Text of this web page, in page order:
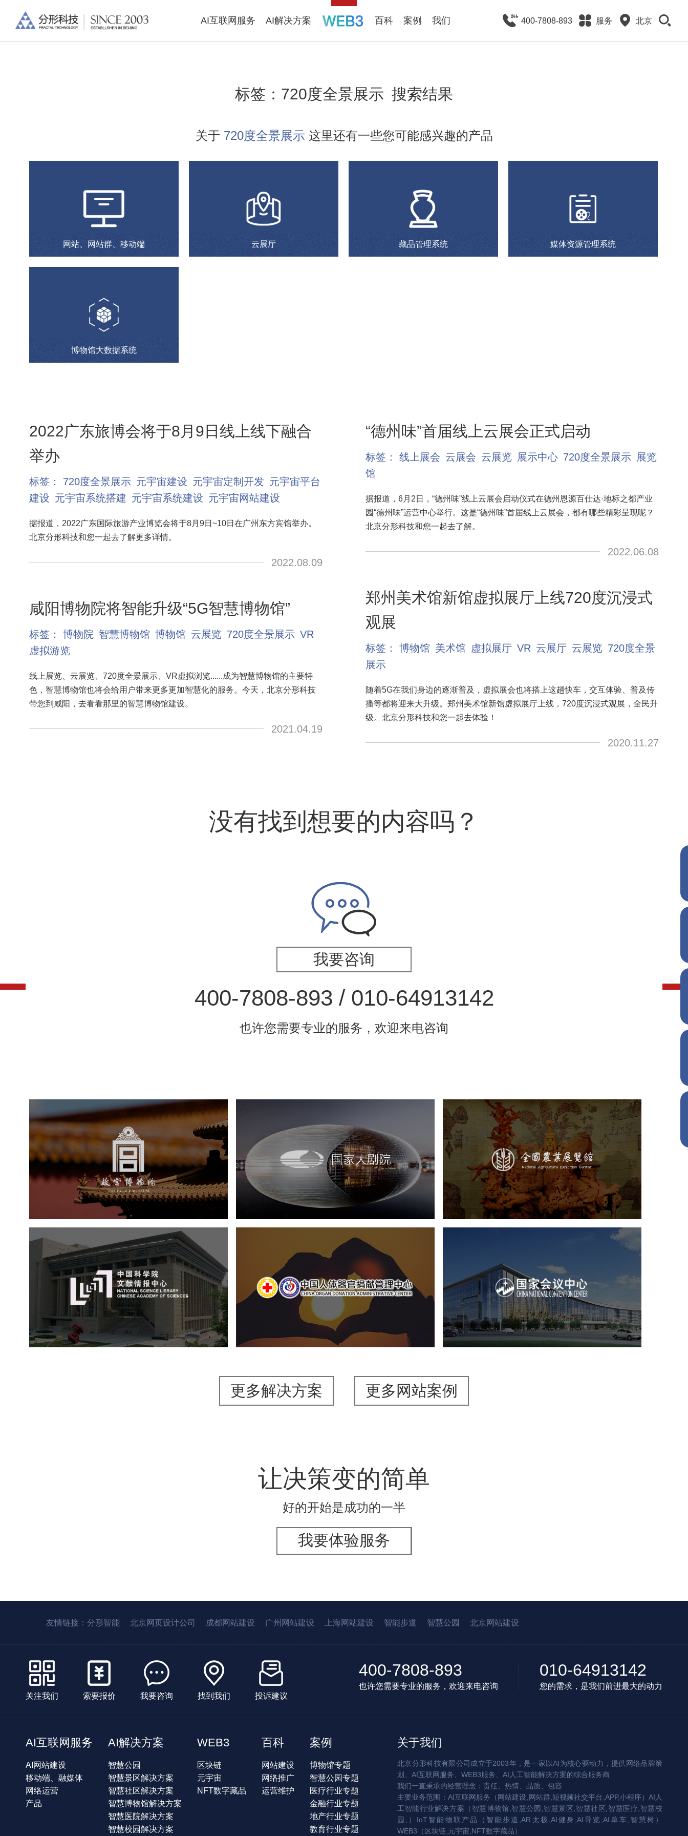
AI互联网服务 AI解决方案 百科 案例 我们 400-7808-893 服务 北京
标签： 720度全景展示 搜索结果
关于 720度全景展示 这里还有一些您可能感兴趣的产品
网站、网站群、移动端 云展厅 藏品管理系统 媒体资源管理系统
博物馆大数据系统
2022广东旅博会将于8月9日线上线下融合
举办
标签： 720度全景展示 元宇宙建设 元宇宙定制开发 元宇宙平台
建设 元宇宙系统搭建 元宇宙系统建设 元宇宙网站建设
据报道，2022广东国际旅游产业博览会将于8月9日~10日在广州东方宾馆举办。
北京分形科技和您一起去了解更多详情。
2022.08.09
咸阳博物院将智能升级“5G智慧博物馆”
标签： 博物院 智慧博物馆 博物馆 云展览 720度全景展示 VR
虚拟游览
线上展览、云展览、720度全景展示、VR虚拟浏览......成为智慧博物馆的主要特
色，智慧博物馆也将会给用户带来更多更加智慧化的服务。今天，北京分形科技
带您到咸阳，去看看那里的智慧博物馆建设。
2021.04.19
“德州味”首届线上云展会正式启动
标签： 线上展会 云展会 云展览 展示中心 720度全景展示 展览
馆
据报道，6月2日，“德州味”线上云展会启动仪式在德州恩源百仕达·地标之都产业
园“德州味”运营中心举行。这是“德州味”首届线上云展会，都有哪些精彩呈现呢？
北京分形科技和您一起去了解。
2022.06.08
郑州美术馆新馆虚拟展厅上线720度沉浸式
观展
标签： 博物馆 美术馆 虚拟展厅 VR 云展厅 云展览 720度全景
展示
随着5G在我们身边的逐渐普及，虚拟展会也将搭上这趟快车，交互体验、普及传
播等都将迎来大升级。郑州美术馆新馆虚拟展厅上线，720度沉浸式观展，全民升
级。北京分形科技和您一起去体验！
2020.11.27
没有找到想要的内容吗？
我要咨询
400-7808-893 / 010-64913142
也许您需要专业的服务，欢迎来电咨询
故宫博物院
文化艺术 博物馆
智慧博物馆
博物馆网站建设
景区网站建设
文创商城
万能专题
网站代运营
国家大剧院
文化艺术 剧院 智慧展馆 展馆网站建设
农业展览馆
文化艺术 展馆网站建设
博物馆展厅设计
数字博物馆建设
展厅空间设计
企业展厅设计
公司展厅设计
北京展厅设计 产品展厅设计
中国科学院文献情报中心
机构组织 网站建设
虚拟展厅
博物馆展厅设计
数字博物馆建设
展厅空间设计
北京展厅设计
产品展厅设计
企业展厅设计
公司展厅设计
中国人体器官捐献管理中心
国企 品牌官网
网站设计
国家会议中心
服务行业 专业服务 网站建设 网站设计
更多解决方案 更多网站案例
让决策变的简单
好的开始是成功的一半
我要体验服务
友情链接： 分形智能 北京网页设计公司 成都网站建设 广州网站建设 上海网站建设 智能步道 智慧公园 北京网站建设
关注我们 索要报价 我要咨询 找到我们 投诉建议
400-7808-893
也许您需要专业的服务，欢迎来电咨询
010-64913142
您的需求，是我们前进最大的动力
AI互联网服务
AI网站建设
移动端、融媒体
网络运营
产品
AI解决方案
智慧公园
智慧景区解决方案
智慧社区解决方案
智慧博物馆解决方案
智慧医院解决方案
智慧校园解决方案
WEB3
区块链
元宇宙
NFT数字藏品
百科
网站建设
网络推广
运营维护
案例
博物馆专题
智慧公园专题
医疗行业专题
金融行业专题
地产行业专题
教育行业专题
关于我们
北京分形科技有限公司成立于2003年，是一家以AI为核心驱动力，提供网络品牌策
划、AI互联网服务、WEB3服务、AI人工智能解决方案的综合服务商
我们一直秉承的经营理念：责任、热情、品质、包容
主要业务范围：AI互联网服务（网站建设,网站群,短视频社交平台,APP,小程序）AI人
工智能行业解决方案（智慧博物馆,智慧公园,智慧景区,智慧社区,智慧医疗,智慧校
园,）IoT智能物联产品（智能步道,AR太极,AI健身,AI导览,AI单车,智慧树）
WEB3（区块链,元宇宙,NFT数字藏品）